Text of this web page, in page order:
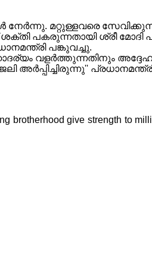
മറ്റുള്ളവരെ
പകരുന്നതായി ശ്രീ മോദി
പങ്കുവച്ചു.
വളർത്തുന്നതിനും
അര്‍പ്പിച്ചിരുന്നു''
brotherhood give strength to